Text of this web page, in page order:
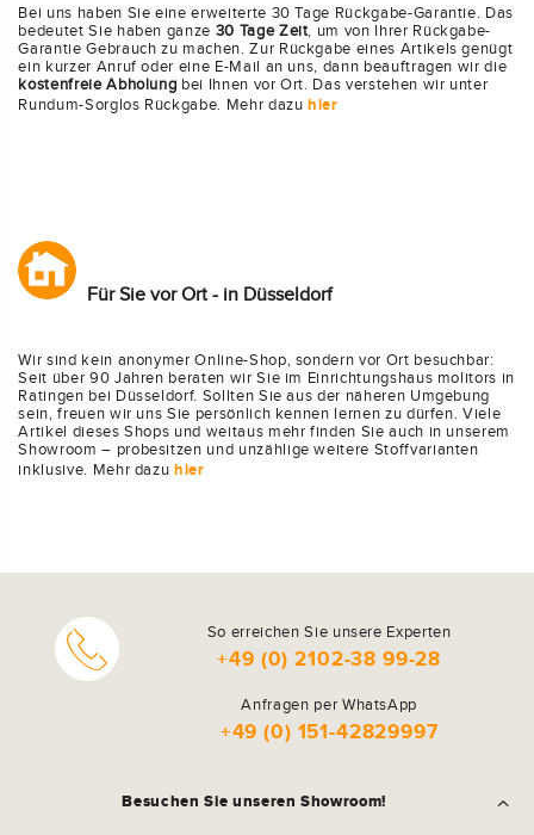
Bei uns haben Sie eine erweiterte 30 Tage Rückgabe-Garantie. Das
bedeutet Sie haben ganze 30 Tage Zeit, um von Ihrer Rückgabe-
Garantie Gebrauch zu machen. Zur Rückgabe eines Artikels genügt
ein kurzer Anruf oder eine E-Mail an uns, dann beauftragen wir die
kostenfreie Abholung bei Ihnen vor Ort. Das verstehen wir unter
Rundum-Sorglos Rückgabe. Mehr dazuhier
Für Sie vor Ort - in Düsseldorf
Wir sind kein anonymer Online-Shop, sondern vor Ort besuchbar:
Seit über 90 Jahren beraten wir Sie im Einrichtungshaus molitors in
Ratingen bei Düsseldorf. Sollten Sie aus der näheren Umgebung
sein, freuen wir uns Sie persönlich kennen lernen zu dürfen. Viele
Artikel dieses Shops und weitaus mehr finden Sie auch in unserem
Showroom – probesitzen und unzählige weitere Stoffvarianten
inklusive. Mehr dazuhier
So erreichen Sie unsere Experten
+49 (0) 2102-38 99-28
Anfragen per WhatsApp
+49 (0) 151-42829997
Besuchen Sie unseren Showroom!